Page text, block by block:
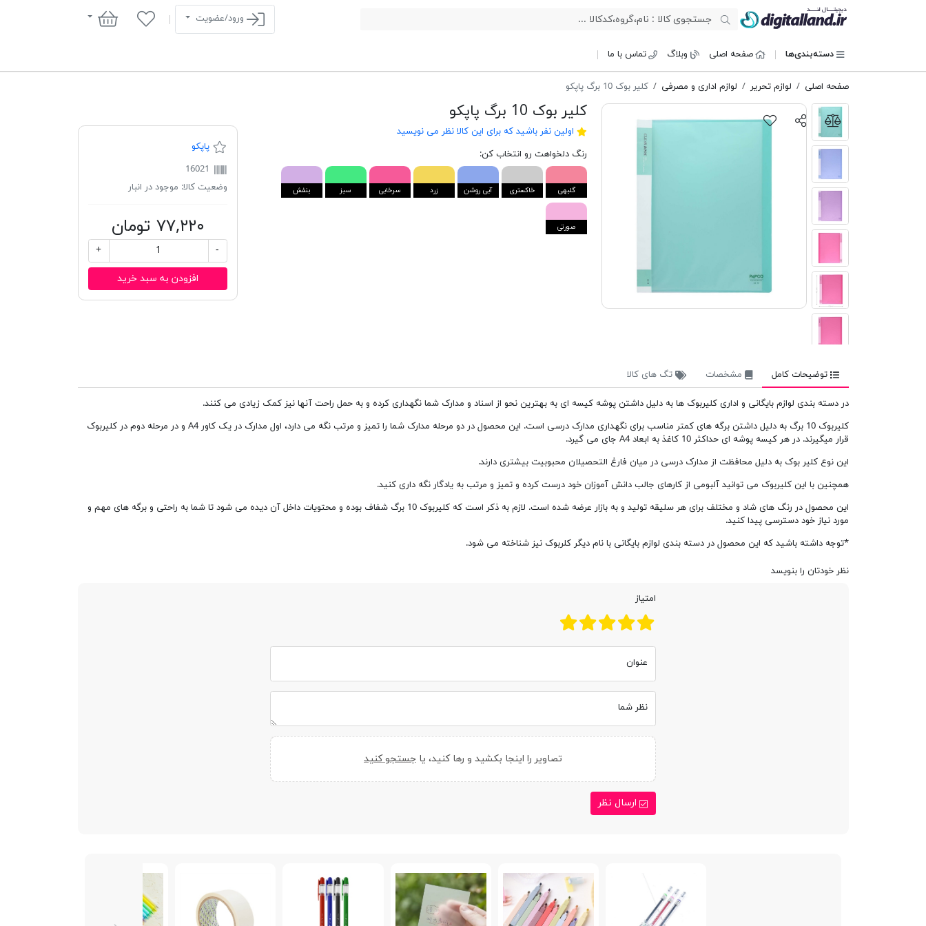
ورود/عضویت سبد خرید
دسته‌بندی‌ها صفحه اصلی وبلاگ تماس با ما
صفحه اصلی لوازم تحریر لوازم اداری و مصرفی کلیر بوک 10 برگ پاپکو
کلیر بوک 10 برگ پاپکو
اولین نفر باشید که برای این کالا نظر می نویسید
رنگ دلخواهت رو انتخاب کن:
گلبهی خاکستری آبی روشن زرد سرخابی سبز بنفش
صورتی
پاپکو
16021
وضعیت کالا: موجود در انبار
۷۷,۲۲۰ تومان
-
+
افزودن به سبد خرید
توضیحات کامل مشخصات تگ های کالا
در دسته بندی لوازم بایگانی و اداری کلیربوک ها به دلیل داشتن پوشه کیسه ای به بهترین نحو از اسناد و مدارک شما نگهداری کرده و به حمل راحت آنها نیز کمک زیادی می کنند.
کلیربوک 10 برگ به دلیل داشتن برگه های کمتر مناسب برای نگهداری مدارک درسی است. این محصول در دو مرحله مدارک شما را تمیز و مرتب نگه می دارد، اول مدارک در یک کاور A4 و در مرحله دوم در کلیربوک
قرار میگیرند. در هر کیسه پوشه ای حداکثر 10 کاغذ به ابعاد A4 جای می گیرد.
این نوع کلیر بوک به دلیل محافظت از مدارک درسی در میان فارغ التحصیلان محبوبیت بیشتری دارند.
همچنین با این کلیربوک می توانید آلبومی از کارهای جالب دانش آموزان خود درست کرده و تمیز و مرتب به یادگار نگه داری کنید.
این محصول در رنگ های شاد و مختلف برای هر سلیقه تولید و به بازار عرضه شده است. لازم به ذکر است که کلیربوک 10 برگ شفاف بوده و محتویات داخل آن دیده می شود تا شما به راحتی و برگه های مهم و
مورد نیاز خود دسترسی پیدا کنید.
*توجه داشته باشید که این محصول در دسته بندی لوازم بایگانی با نام دیگر کلربوک نیز شناخته می شود.
نظر خودتان را بنویسد
امتیاز
عنوان
نظر شما
تصاویر را اینجا بکشید و رها کنید، یا جستجو کنید
ارسال نظر